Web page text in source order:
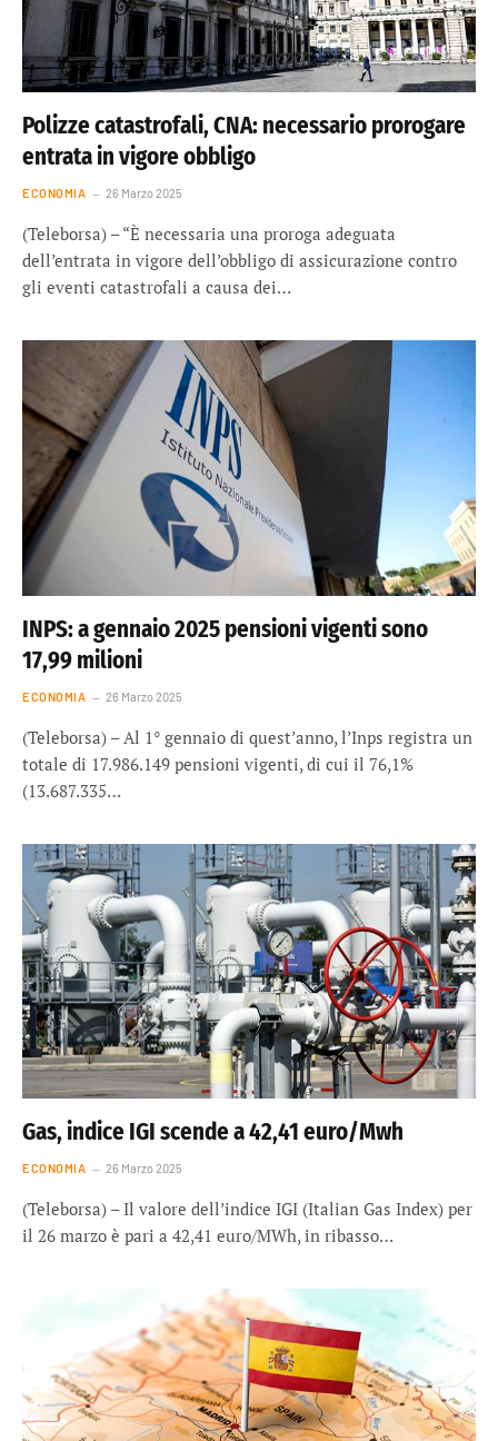
Polizze catastrofali, CNA: necessario prorogare
entrata in vigore obbligo
ECONOMIA 26 Marzo 2025
(Teleborsa) – “È necessaria una proroga adeguata
dell’entrata in vigore dell’obbligo di assicurazione contro
gli eventi catastrofali a causa dei…
INPS: a gennaio 2025 pensioni vigenti sono
17,99 milioni
ECONOMIA 26 Marzo 2025
(Teleborsa) – Al 1° gennaio di quest’anno, l’Inps registra un
totale di 17.986.149 pensioni vigenti, di cui il 76,1%
(13.687.335…
Gas, indice IGI scende a 42,41 euro/Mwh
ECONOMIA 26 Marzo 2025
(Teleborsa) – Il valore dell’indice IGI (Italian Gas Index) per
il 26 marzo è pari a 42,41 euro/MWh, in ribasso…